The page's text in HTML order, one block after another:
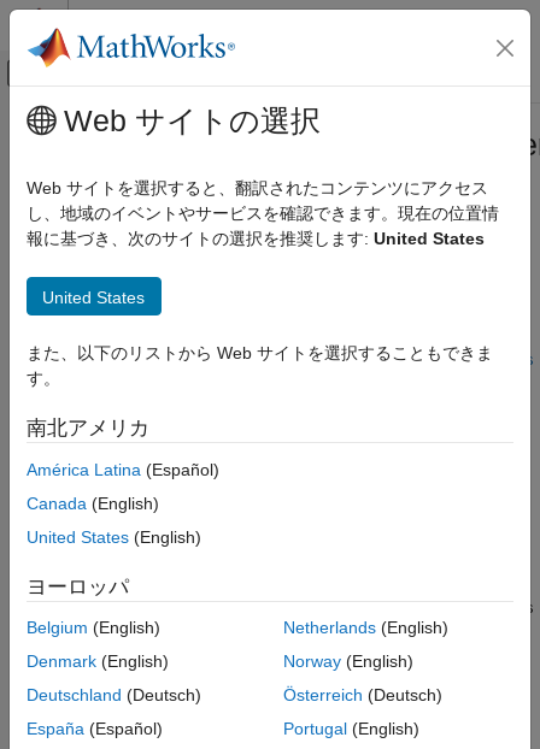
コンテンツへスキップ
オフキャンバス ナビゲーション メ
ドキュメンテーションのホーム
Modeling
Design Model Architecture
Simulink.SubsystemReference.generateSignatures
Syntax
Examples
See Also
メインコンテンツ
Generate unit test signatures of subsystem file
Since R2023a
Syntax
Simulink.SubsystemReference.generateSignatures( ___,unitTes
tNames={testHarness1,...,testHarnessN})
Description
generates simulation signatures of all the unit tests of the
subsystem file
Simulink.SubsystemReference.generateSignatures(___,unitTes
tNames={testHarness1,...,testHarnessN})generates the
simulation signatures of one or more unit tests
testHarness1,...,testHarnessNof the subsystem file
example
Web サイトの選択
Web サイトを選択すると、翻訳されたコンテンツにアクセス
し、地域のイベントやサービスを確認できます。現在の位置情
報に基づき、次のサイトの選択を推奨します: United States
United States
また、以下のリストから Web サイトを選択することもできま
す。
南北アメリカ
América Latina (Español)
Canada (English)
United States (English)
ヨーロッパ
Belgium (English)
Denmark (English)
Deutschland (Deutsch)
España (Español)
Netherlands(English)
Norway(English)
Österreich (Deutsch)
Portugal(English)